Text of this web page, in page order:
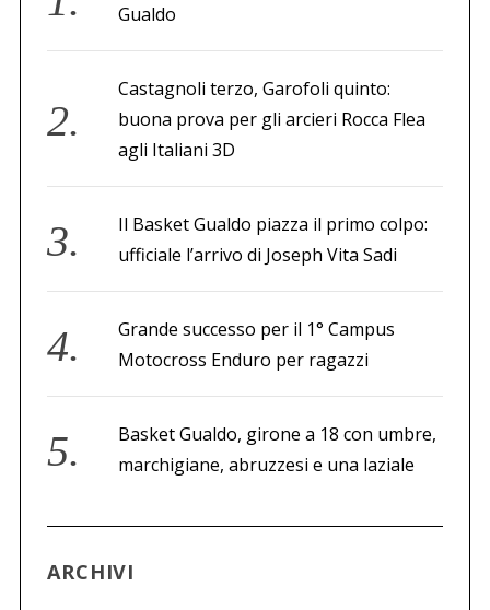
Gualdo
Castagnoli terzo, Garofoli quinto:
buona prova per gli arcieri Rocca Flea
agli Italiani 3D
Il Basket Gualdo piazza il primo colpo:
ufficiale l’arrivo di Joseph Vita Sadi
Grande successo per il 1° Campus
Motocross Enduro per ragazzi
Basket Gualdo, girone a 18 con umbre,
marchigiane, abruzzesi e una laziale
ARCHIVI